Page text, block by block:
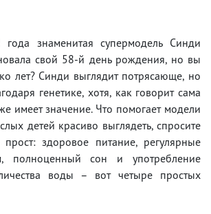
знаменитая супермодель Синди
свой 58-й день рождения, но вы
лет? Синди выглядит потрясающе, но
генетике, хотя, как говорит сама
имеет значение. Что помогает модели
детей красиво выглядеть, спросите
здоровое питание, регулярные
полноценный сон и употребление
воды – вот четыре простых